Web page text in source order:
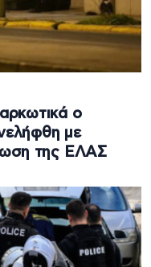
ο
με
της ΕΛΑΣ